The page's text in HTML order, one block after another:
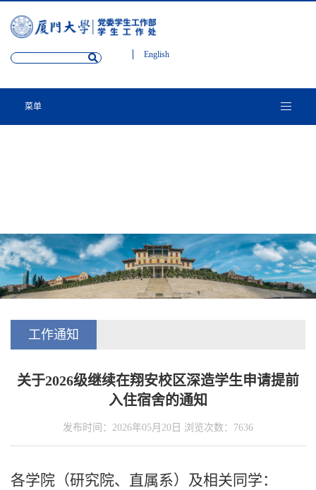
English
菜单
工作通知
关于2026级继续在翔安校区深造学生申请提前
入住宿舍的通知
发布时间：2026年05月20日 浏览次数： 7636
各学院（研究院、直属系）及相关同学：